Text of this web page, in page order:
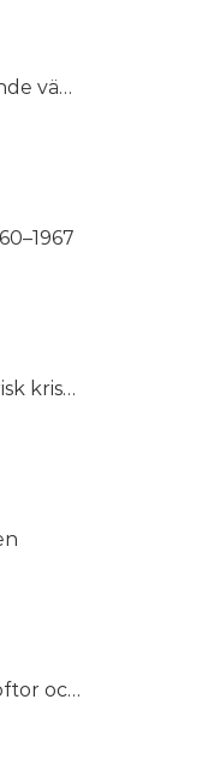
Fotografen som kunde vänta
Fatta spaden! Historisk kristidsodling för framtida skördar
Sticka i lin. Tröjor, koftor och västar